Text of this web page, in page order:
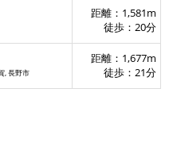
距離：1,581m
徒歩：20分
, 長野市
距離：1,677m
徒歩：21分
セブン‐イ